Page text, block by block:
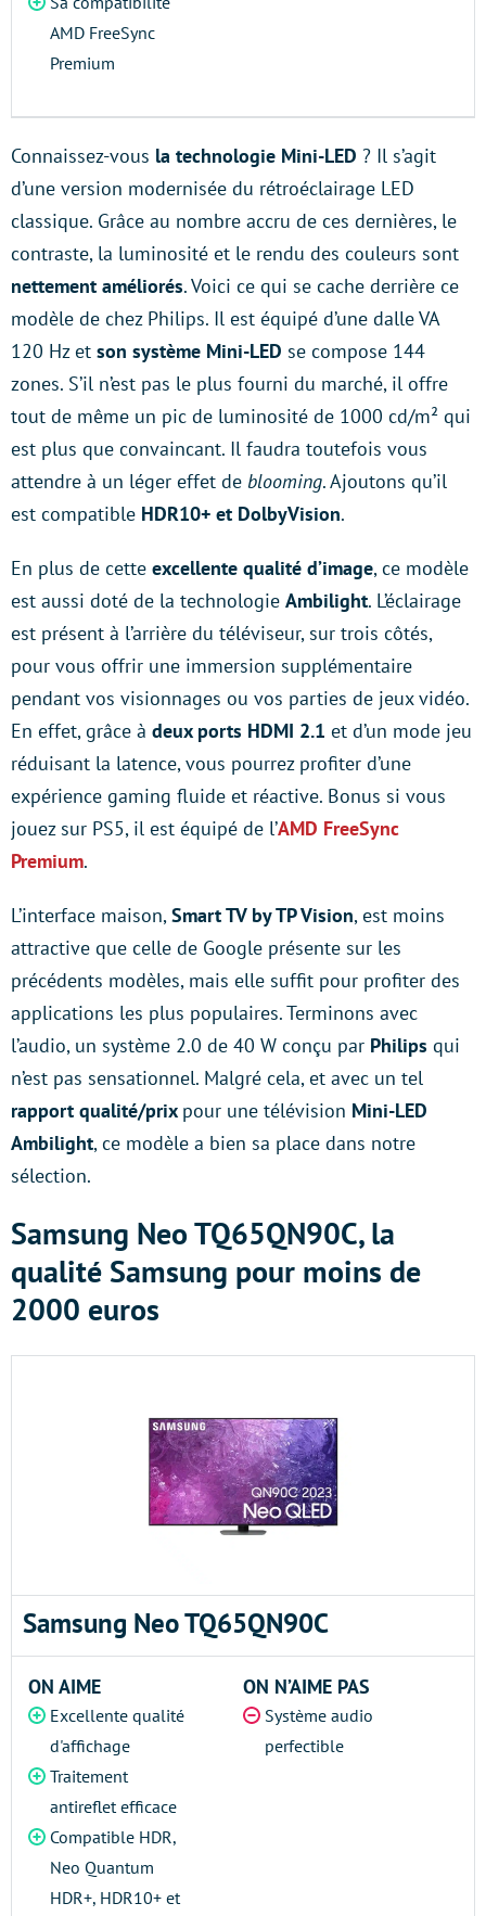
AMD FreeSync
Premium
Connaissez-vous la technologie Mini-LED ? Il s’agit
d’une version modernisée du rétroéclairage LED
classique. Grâce au nombre accru de ces dernières, le
contraste, la luminosité et le rendu des couleurs sont
nettement améliorés. Voici ce qui se cache derrière ce
modèle de chez Philips. Il est équipé d’une dalle VA
120 Hz et son système Mini-LED se compose 144
zones. S’il n’est pas le plus fourni du marché, il offre
tout de même un pic de luminosité de 1000 cd/m² qui
est plus que convaincant. Il faudra toutefois vous
attendre à un léger effet de blooming. Ajoutons qu’il
est compatible HDR10+ et DolbyVision.
En plus de cette excellente qualité d’image, ce modèle
est aussi doté de la technologie Ambilight. L’éclairage
est présent à l’arrière du téléviseur, sur trois côtés,
pour vous offrir une immersion supplémentaire
pendant vos visionnages ou vos parties de jeux vidéo.
En effet, grâce à deux ports HDMI 2.1 et d’un mode jeu
réduisant la latence, vous pourrez profiter d’une
expérience gaming fluide et réactive. Bonus si vous
jouez sur PS5, il est équipé de l’AMD FreeSync
Premium.
L’interface maison,Smart TV by TP Vision, est moins
attractive que celle de Google présente sur les
précédents modèles, mais elle suffit pour profiter des
applications les plus populaires. Terminons avec
l’audio, un système 2.0 de 40 W conçu par Philips qui
n’est pas sensationnel. Malgré cela, et avec un tel
rapport qualité/prix pour une télévision Mini-LED
Ambilight, ce modèle a bien sa place dans notre
sélection.
Samsung Neo TQ65QN90C, la
qualité Samsung pour moins de
2000 euros
Samsung Neo TQ65QN90C
ON AIME
Excellente qualité
d'affichage
Traitement
antireflet efficace
Compatible HDR,
Neo Quantum
HDR+, HDR10+ et
ON N’AIME PAS
Système audio
perfectible